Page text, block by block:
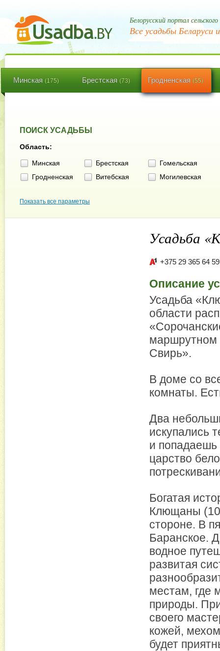
Белорусский портал
Все усадьбы Беларуси
Минская(175) Брестская (73) Гродненская(55)
ПОИСК УСАДЬБЫ
Область:
Минская Брестская
Гомельская
Гродненская
Витебская Могилевская
Показать все параметры
Усадьба
+375 29 365 64 59
Описание
Усадьба
области
маршрутном
Свирь».
В доме со
комнаты.
Два
искупались
и
царство
Богатая
Клющаны (10
стороне. В
Баранское.
водное
развитая
местам, где
природы.
своего
кожей,
будет